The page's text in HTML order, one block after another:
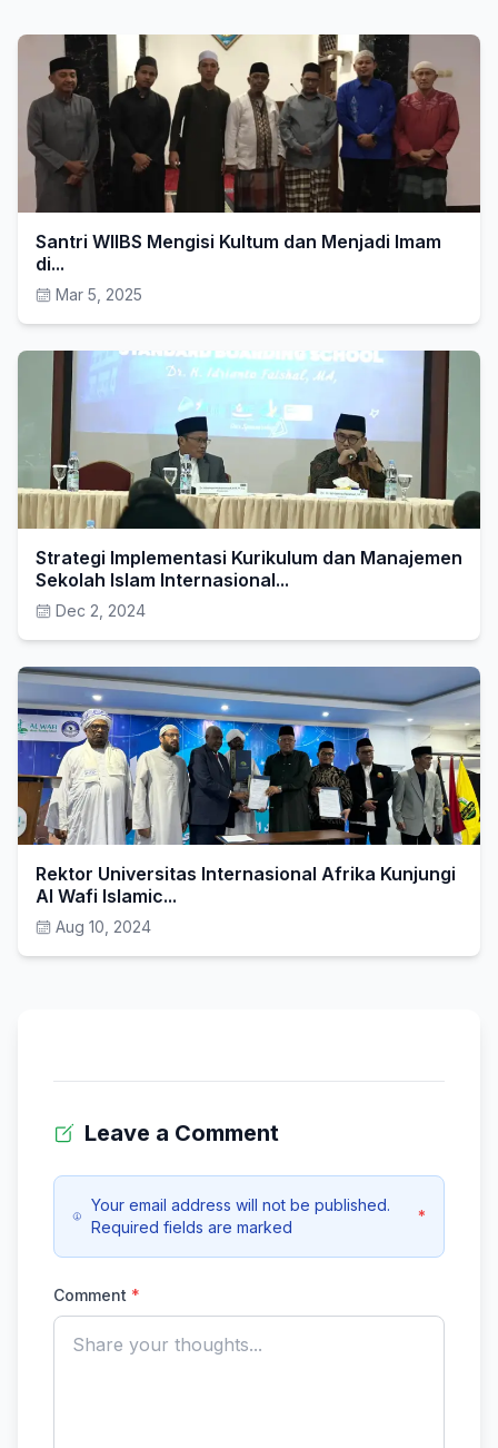
Santri WIIBS Mengisi Kultum dan Menjadi Imam
di...
Mar 5, 2025
Strategi Implementasi Kurikulum dan Manajemen
Sekolah Islam Internasional...
Dec 2, 2024
Rektor Universitas Internasional Afrika Kunjungi
Al Wafi Islamic...
Aug 10, 2024
Leave a Comment
Your email address will not be published.
Required fields are marked
*
Comment *